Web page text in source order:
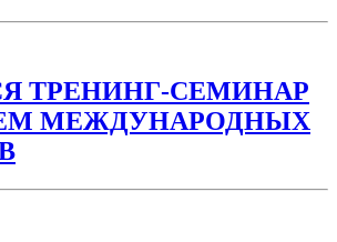
ТРЕНИНГ-СЕМИНАР
МЕЖДУНАРОДНЫХ